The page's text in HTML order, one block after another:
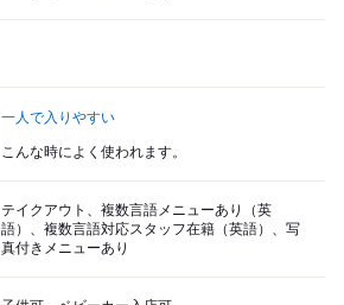
一人で入りやすい
こんな時によく使われます。
テイクアウト、複数言語メニューあり（英
語）、複数言語対応スタッフ在籍（英語）、写
真付きメニューあり